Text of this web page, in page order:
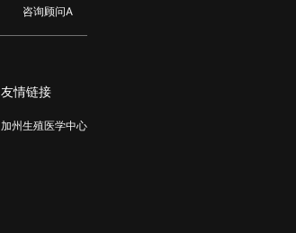
咨询顾问A
友情链接
加州生殖医学中心